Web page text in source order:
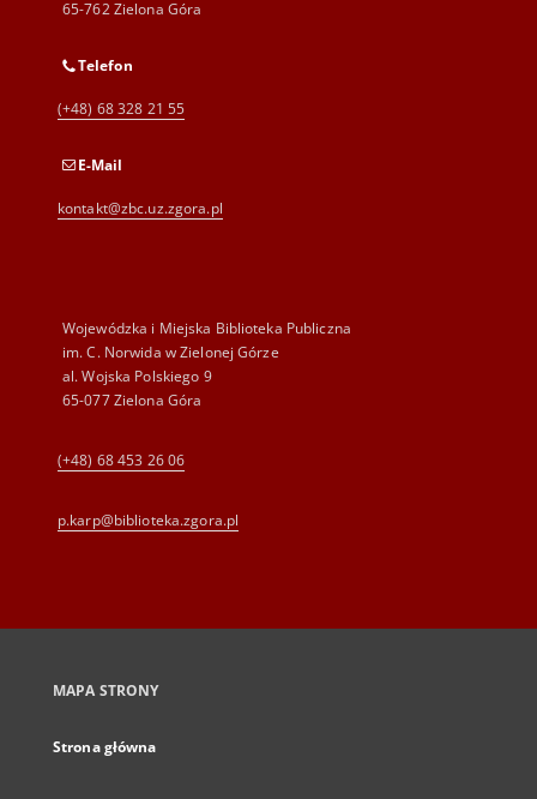
65-762 Zielona Góra
Telefon
(+48) 68 328 21 55
E-Mail
kontakt@zbc.uz.zgora.pl
Wojewódzka i Miejska Biblioteka Publiczna
im. C. Norwida w Zielonej Górze
al. Wojska Polskiego 9
65-077 Zielona Góra
(+48) 68 453 26 06
p.karp@biblioteka.zgora.pl
MAPA STRONY
Strona główna